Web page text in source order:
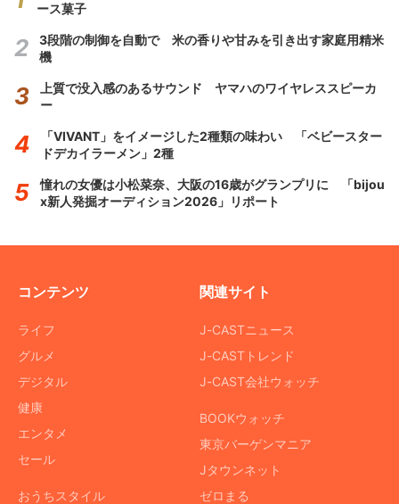
ース菓子
3段階の制御を自動で 米の香りや甘みを引き出す家庭用精米
機
上質で没入感のあるサウンド ヤマハのワイヤレススピーカ
ー
「VIVANT」をイメージした2種類の味わい 「ベビースター
ドデカイラーメン」2種
憧れの女優は小松菜奈、大阪の16歳がグランプリに 「bijou
x新人発掘オーディション2026」リポート
コンテンツ
ライフ
グルメ
デジタル
健康
エンタメ
セール
おうちスタイル
関連サイト
J-CASTニュース
J-CASTトレンド
J-CAST会社ウォッチ
BOOKウォッチ
東京バーゲンマニア
Jタウンネット
ゼロまる